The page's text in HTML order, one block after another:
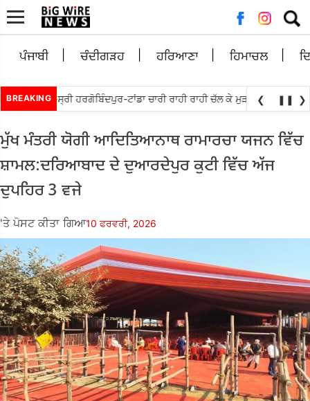
ਲਈ
ਖੋਜ:
ਪੰਜਾਬੀ ਚੰਦੀਗੜਹ ਹਰਿਆਣਾ ਹਿਮਾਚਲ
BREAKINGਸ੍ਰੀ ਹਰਗੋਬਿੰਦਪੁਰ-ਟਾਂਡਾ ਚਾਰੀ ਰਾਹੀ ਰਾਹੀ ਚੱਲ ਕੇ ਮੁੜ ਅਲਾਟ ਕਰਨ ਦੀ ਮੰਗ
❮ ❚❚ ❯
ਮੁੱਖ ਮੰਤਰੀ ਯੋਗੀ ਆਦਿਤਿਆਨਾਥ ਰਾਮਾਰਚਾ ਯਜਨ ਵਿੱਚ
ਸ਼ਾਮਲ:ਦਰਿਆਬਾਦ ਦੇ ਦੁਆਰਦੇਪੁਰ ਕੁਟੀ ਵਿੱਚ ਅੱਜ
ਦੁਪਹਿਰ 3 ਵਜੇ
'ਤੇ ਪੋਸਟ ਕੀਤਾ ਗਿਆ10 ਫਰਵਰੀ, 2026